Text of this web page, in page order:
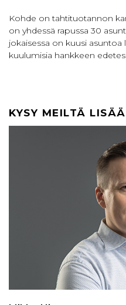
Kohde on tahtituotannon
on yhdessä rapussa 30
jokaisessa on kuusi
kuulumisia hankkeen
KYSY MEILTÄ LISÄÄ